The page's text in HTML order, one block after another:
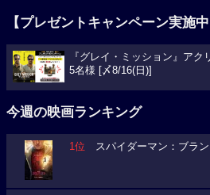
【プレゼントキャンペーン実施中
『グレイ・ミッション』アク
5名様 [〆8/16(日)]
今週の映画ランキング
1位 スパイダーマン：ブラン